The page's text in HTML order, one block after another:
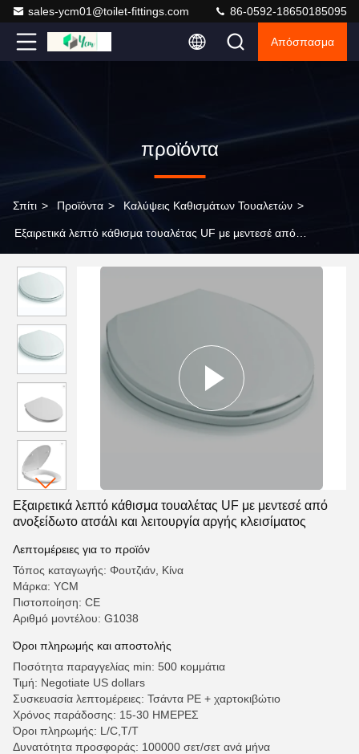
sales-ycm01@toilet-fittings.com 86-0592-18650185095
Απόσπασμα
προϊόντα
Σπίτι > Προϊόντα > Καλύψεις Καθισμάτων Τουαλετών >
Εξαιρετικά λεπτό κάθισμα τουαλέτας UF με μεντεσέ από
Εξαιρετικά λεπτό κάθισμα τουαλέτας UF με μεντεσέ από
ανοξείδωτο ατσάλι και λειτουργία αργής κλεισίματος
Λεπτομέρειες για το προϊόν
Τόπος καταγωγής: Φουτζιάν, Κίνα
Μάρκα: YCM
Πιστοποίηση: CE
Αριθμό μοντέλου: G1038
Όροι πληρωμής και αποστολής
Ποσότητα παραγγελίας min: 500 κομμάτια
Τιμή: Negotiate US dollars
Συσκευασία λεπτομέρειες: Τσάντα PE + χαρτοκιβώτιο
Χρόνος παράδοσης: 15-30 ΗΜΕΡΕΣ
Όροι πληρωμής: L/C,T/T
Δυνατότητα προσφοράς: 100000 σετ/σετ ανά μήνα